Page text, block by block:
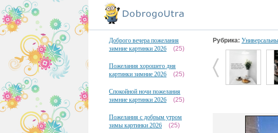
Доброго вечера пожелания
зимние картинки 2026
(25)
Пожелания хорошего дня
картинки зимние 2026
(25)
Спокойной ночи пожелания
зимние картинки 2026
(25)
Пожелания с добрым утром
зимы картинки 2026
(25)
Рубрика: